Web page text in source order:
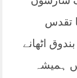
تقدس
اٹھانے
ہمیشہ